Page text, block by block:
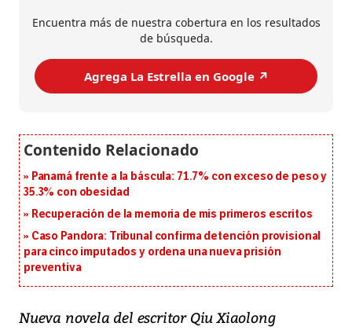
Encuentra más de nuestra cobertura en los resultados
de búsqueda.
Agrega La Estrella en Google ↗️
Panamá frente a la báscula: 71.7% con exceso de peso y
35.3% con obesidad
Recuperación de la memoria de mis primeros escritos
Caso Pandora: Tribunal confirma detención provisional
para cinco imputados y ordena una nueva prisión
preventiva
Nueva novela del escritor Qiu Xiaolong